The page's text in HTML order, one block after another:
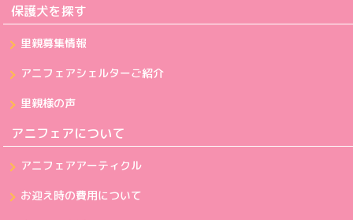
保護犬を探す
里親募集情報
アニフェアシェルターご紹介
里親様の声
アニフェアについて
アニフェアアーティクル
お迎え時の費用について